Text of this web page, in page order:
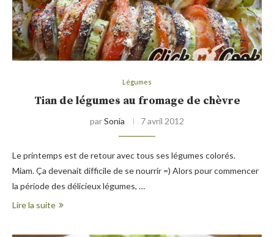
Légumes
Tian de légumes au fromage de chèvre
parSonia 7 avril 2012
Le printemps est de retour avec tous ses légumes colorés.
Miam. Ça devenait difficile de se nourrir =) Alors pour commencer
la période des délicieux légumes, …
Lire la suite